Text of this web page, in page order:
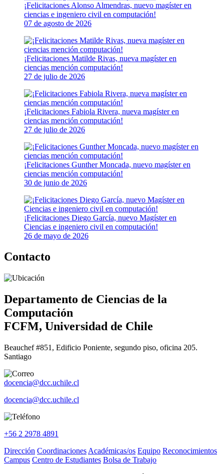
¡Felicitaciones Alonso Almendras, nuevo magíster en
ciencias e ingeniero civil en computación!
07 de agosto de 2026
¡Felicitaciones Matilde Rivas, nueva magíster en
ciencias mención computación!
27 de julio de 2026
¡Felicitaciones Fabiola Rivera, nueva magíster en
ciencias mención computación!
27 de julio de 2026
¡Felicitaciones Gunther Moncada, nuevo magíster en
ciencias mención computación!
30 de junio de 2026
¡Felicitaciones Diego García, nuevo Magíster en
Ciencias e ingeniero civil en computación!
26 de mayo de 2026
Contacto
Departamento de Ciencias de la
Computación
FCFM, Universidad de Chile
Beauchef #851, Edificio Poniente, segundo piso, oficina 205.
Santiago
docencia@dcc.uchile.cl
docencia@dcc.uchile.cl
+56 2 2978 4891
Dirección Coordinaciones Académicas/os Equipo Reconocimientos
Campus Centro de Estudiantes Bolsa de Trabajo